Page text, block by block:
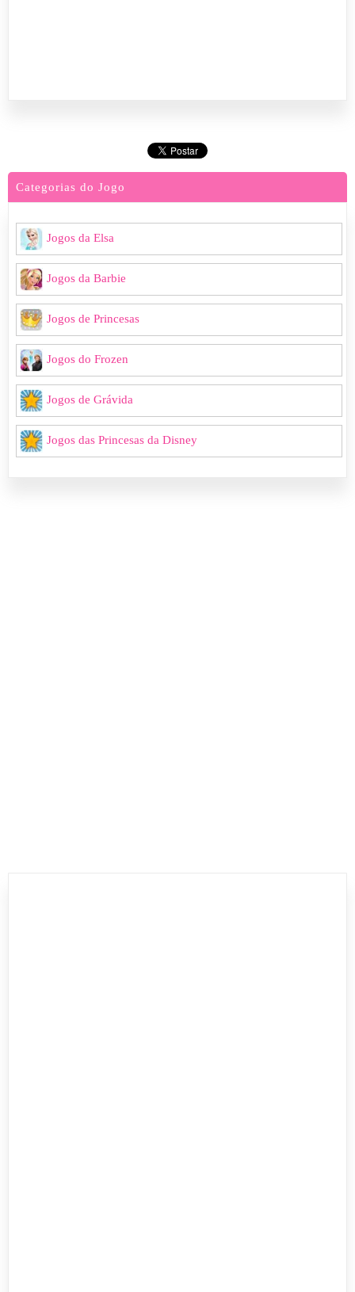
Categorias do Jogo
Jogos da Elsa
Jogos da Barbie
Jogos de Princesas
Jogos do Frozen
Jogos de Grávida
Jogos das Princesas da Disney